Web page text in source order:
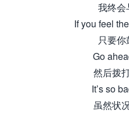
我终会
If you feel
只要
Go
然后拨
It’s so
虽然状